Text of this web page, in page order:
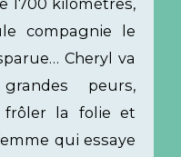
1700 kilomètres,
compagnie le
Cheryl va
peurs,
frôler la folie et
qui essaye